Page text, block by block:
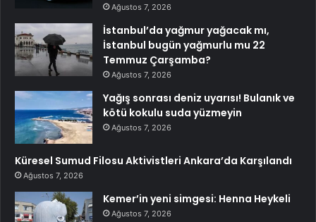
Ağustos 7, 2026
İstanbul’da yağmur yağacak mı,
İstanbul bugün yağmurlu mu 22
Temmuz Çarşamba?
Ağustos 7, 2026
Yağış sonrası deniz uyarısı! Bulanık ve
kötü kokulu suda yüzmeyin
Ağustos 7, 2026
Küresel Sumud Filosu Aktivistleri Ankara’da Karşılandı
Ağustos 7, 2026
Kemer’in yeni simgesi: Henna Heykeli
Ağustos 7, 2026